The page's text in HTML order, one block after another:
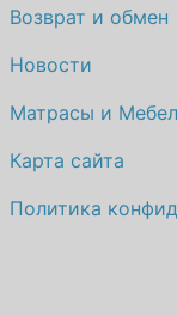
Возврат и обмен
Новости
Матрасы и
Карта сайта
Политика